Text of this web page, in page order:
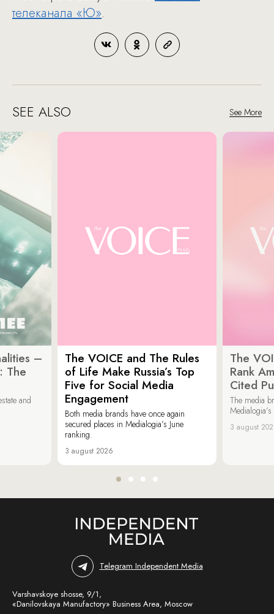
телеканала «Ю».
SEE ALSO See More
–
The
and
The VOICE and The Rules
of Life Make Russia’s Top
Five for Social Media
Engagement
Both media brands have once again
secured places in Medialogia’s June
ranking.
3 august 2026
The
Rank
Cited
The media
3 august
Telegram Independent Media
Varshavskoye shosse, 9/1,
«Danilovskaya Manufactory» Business Area, Moscow